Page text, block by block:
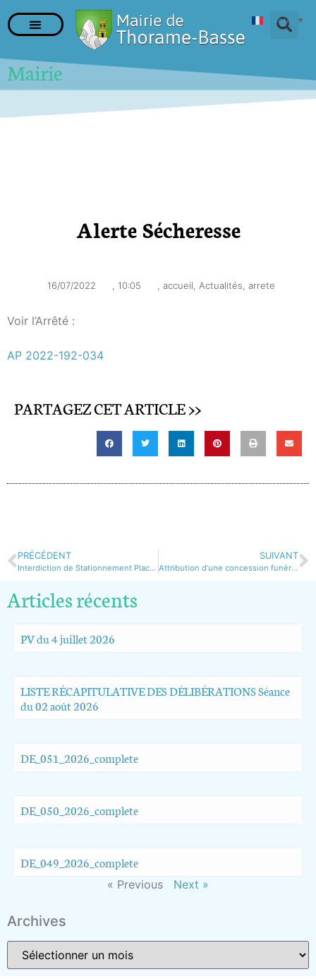
Mairie
Alerte Sécheresse
16/07/2022 , 10:05 , accueil, Actualités, arrete
Voir l’Arrêté :
AP 2022-192-034
PARTAGEZ CET ARTICLE >>
PRÉCÉDENT
Interdiction de Stationnement Place de la mairie 14 juillet
SUIVANT
Attribution d’une concession funéraire dans le cimetière communal de Thorame-Basse
Articles récents
PV du 4 juillet 2026
LISTE RÉCAPITULATIVE DES DÉLIBÉRATIONS Séance
du 02 août 2026
DE_051_2026_complete
DE_050_2026_complete
DE_049_2026_complete
« Previous Next »
Archives
Français ▼